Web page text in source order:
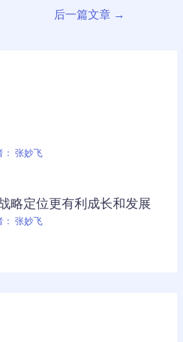
后一篇文章 →
张妙飞
略定位更有利成长和发展
张妙飞